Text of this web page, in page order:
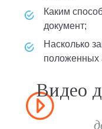
каким способом изготавливается
документ;
насколько защищена корочка наличием
положенных
Видео